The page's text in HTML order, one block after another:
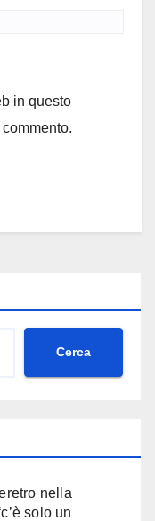
in questo
Cerca
nella
solo un